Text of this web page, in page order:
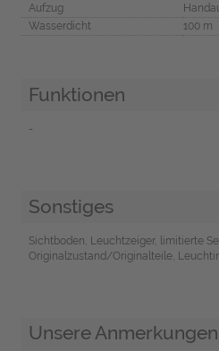
Aufzug
Wasserdicht
100 m
Funktionen
-
Sonstiges
Sichtboden, Leuchtzeiger, limitierte
Originalzustand/Originalteile,
Unsere Anmerkungen